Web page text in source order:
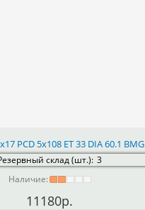
PCD 5x108 ET 33 DIA 60.1 BMG
склад (шт.): 3
Наличие:
11180р.